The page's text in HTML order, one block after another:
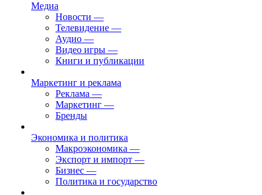
Медиа
Новости —
Телевидение —
Аудио —
Видео игры —
Книги и публикации
Маркетинг и реклама
Реклама —
Маркетинг —
Бренды
Экономика и политика
Макроэкономика —
Экспорт и импорт —
Бизнес —
Политика и государство